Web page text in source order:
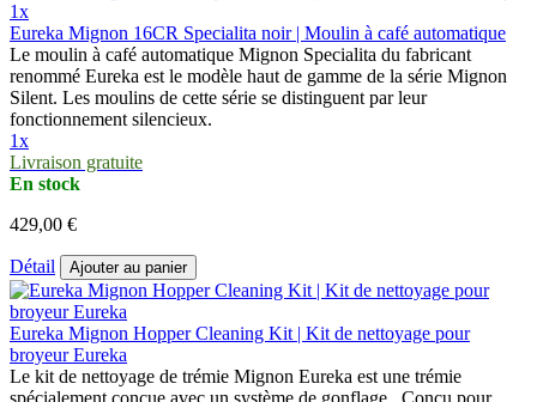
1x
Eureka Mignon 16CR Specialita noir | Moulin à café automatique
Le moulin à café automatique Mignon Specialita du fabricant
renommé Eureka est le modèle haut de gamme de la série Mignon
Silent. Les moulins de cette série se distinguent par leur
fonctionnement silencieux.
1x
Livraison gratuite
En stock
429,00 €
Détail Ajouter au panier
Eureka Mignon Hopper Cleaning Kit | Kit de nettoyage pour
broyeur Eureka
Le kit de nettoyage de trémie Mignon Eureka est une trémie